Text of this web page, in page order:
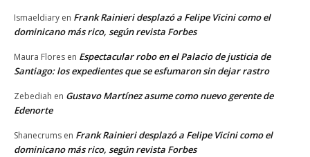
Ismaeldiary en Frank Rainieri desplazó a Felipe Vicini como el
dominicano más rico, según revista Forbes
Maura Flores en Espectacular robo en el Palacio de justicia de
Santiago: los expedientes que se esfumaron sin dejar rastro
Zebediah en Gustavo Martínez asume como nuevo gerente de
Edenorte
Shanecrums en Frank Rainieri desplazó a Felipe Vicini como el
dominicano más rico, según revista Forbes